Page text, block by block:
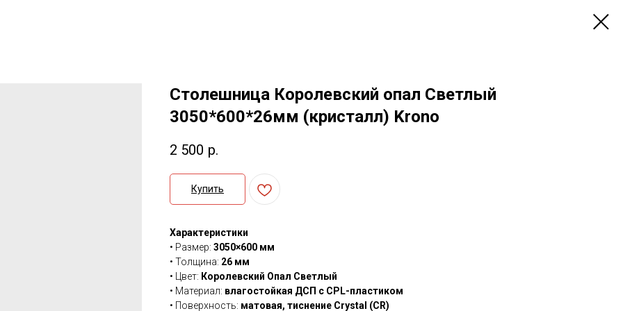
Столешница Королевский опал Светлый
3050*600*26мм (кристалл) Krono
2 500 р.
Купить
Характеристики
• Размер: 3050×600 мм
• Толщина: 26 мм
• Цвет: Королевский Опал Светлый
• Материал: влагостойкая ДСП с CPL-пластиком
• Поверхность: матовая, тиснение Crystal (CR)